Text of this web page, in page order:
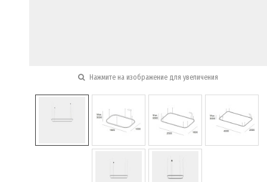
Нажмите на изображение для увеличения